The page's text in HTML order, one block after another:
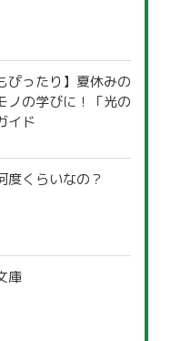
ぴったり】夏休みの
ノの学びに！「光の
イド
度くらいなの？
庫